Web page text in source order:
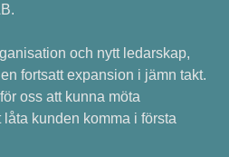
och nytt ledarskap,
fortsatt expansion i jämn takt.
oss att kunna möta
kunden komma i första